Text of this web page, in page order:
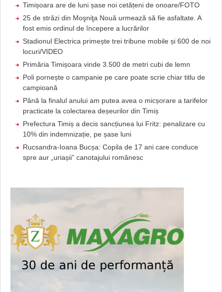
Timișoara are de luni șase noi cetățeni de onoare/FOTO
25 de străzi din Moşniţa Nouă urmează să fie asfaltate. A
fost emis ordinul de începere a lucrărilor
Stadionul Electrica primește trei tribune mobile și 600 de noi
locuri/VIDEO
Primăria Timișoara vinde 3.500 de metri cubi de lemn
Poli pornește o campanie pe care poate scrie chiar titlu de
campioană
Până la finalul anului am putea avea o micșorare a tarifelor
practicate la colectarea deșeurilor din Timiș
Prefectura Timiș a decis sancțiunea lui Fritz: penalizare cu
10% din indemnizație, pe șase luni
Rucsandra-Ioana Bucșa: Copila de 17 ani care conduce
spre aur „uriașii” canotajului românesc